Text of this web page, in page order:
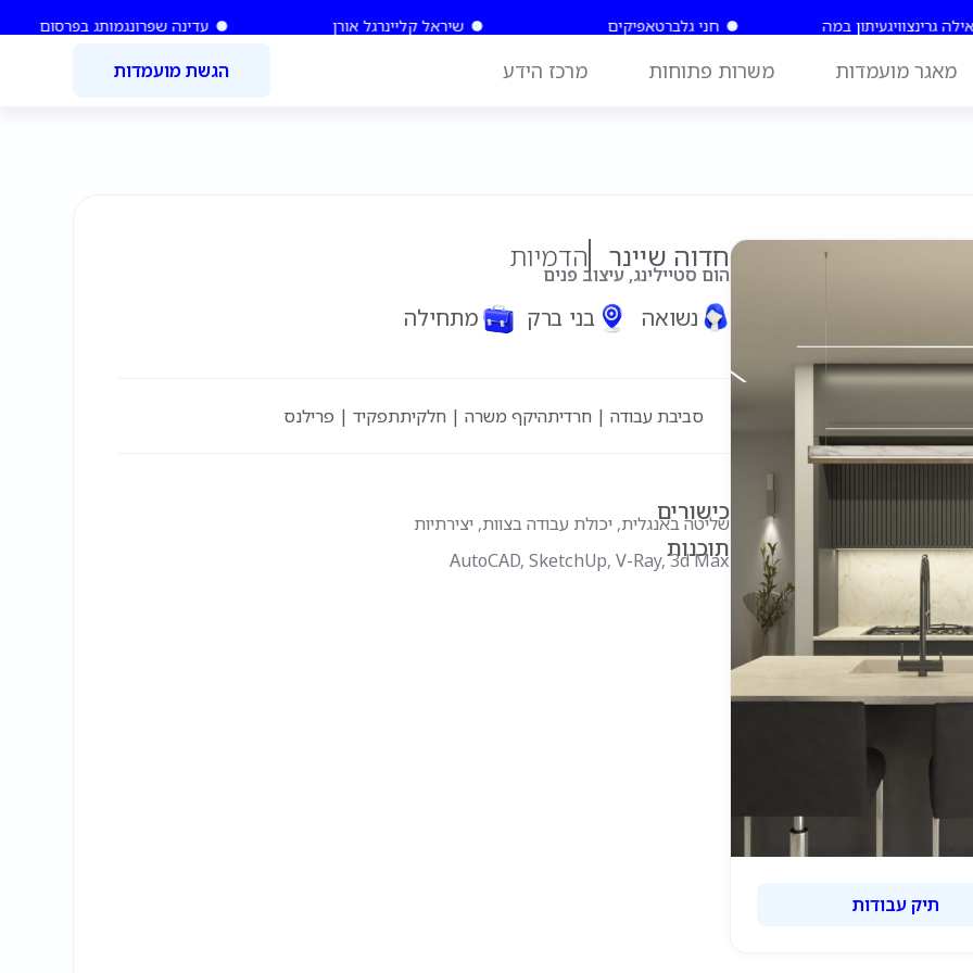
גרינצוויגעיתון במה חני גלברטאפיקים שיראל קליינרגל אורן עדינה שפרונגמותג בפרסום
מאגר מועמדות משרות פתוחות מרכז הידע הגשת מועמדות
תיק עבודות
חדוה שיינר הדמיות
הום סטיילינג, עיצוב פנים
נשואה בני ברק מתחילה
סביבת עבודה | חרדיתהיקף משרה | חלקיתתפקיד | פרילנס
כישורים
שליטה באנגלית, יכולת עבודה בצוות, יצירתיות
תוכנות
AutoCAD, SketchUp, V-Ray, 3d Max